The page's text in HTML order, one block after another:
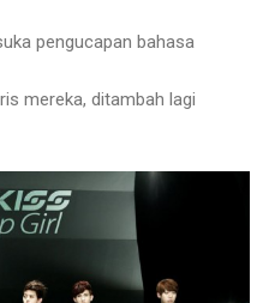
pengucapan bahasa
mereka, ditambah lagi